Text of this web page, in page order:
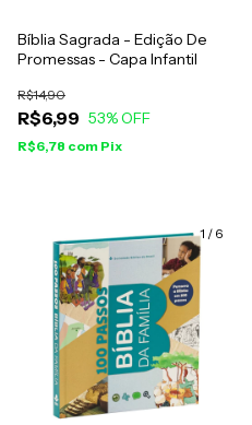
Bíblia Sagrada - Edição De
Promessas - Capa Infantil
R$6,99
R$14,90
53% OFF
R$6,78 com Pix
1 / 6